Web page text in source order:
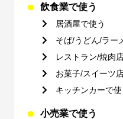
飲食業で使う
居酒屋で使う
そば/うどん/ラー
レストラン/焼肉
お菓子/スイーツ
キッチンカーで使
小売業で使う